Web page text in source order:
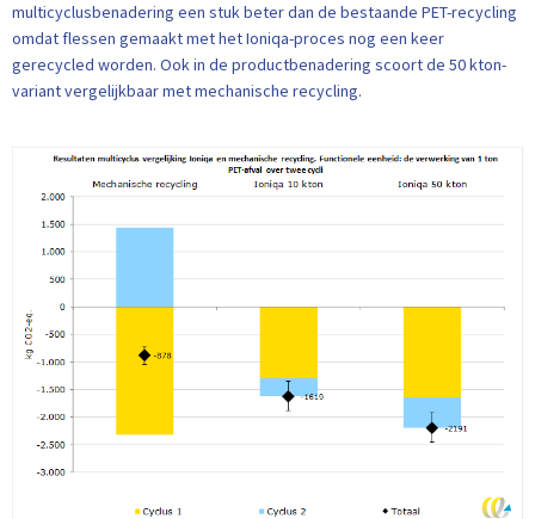
multicyclusbenadering een stuk beter dan de bestaande PET-recycling
omdat flessen gemaakt met het Ioniqa-proces nog een keer
gerecycled worden. Ook in de productbenadering scoort de 50 kton-
variant vergelijkbaar met mechanische recycling.